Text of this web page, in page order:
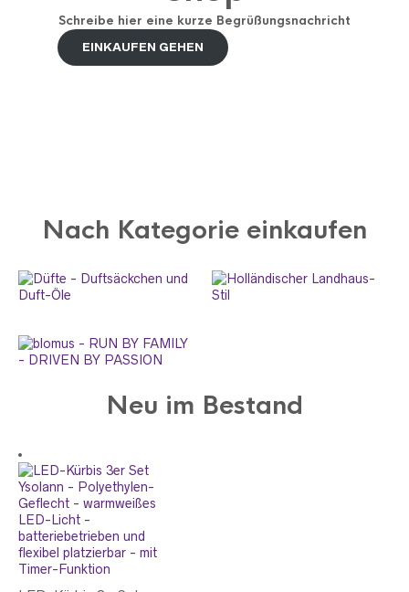
Schreibe hier eine kurze Begrüßungsnachricht
EINKAUFEN GEHEN
Nach Kategorie einkaufen
Neu im Bestand